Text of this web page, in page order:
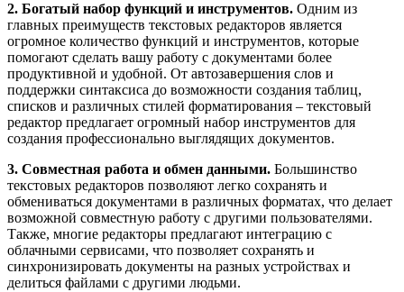
2. Богатый набор функций и инструментов. Одним из
главных преимуществ текстовых редакторов является
огромное количество функций и инструментов, которые
помогают сделать вашу работу с документами более
продуктивной и удобной. От автозавершения слов и
поддержки синтаксиса до возможности создания таблиц,
списков и различных стилей форматирования – текстовый
редактор предлагает огромный набор инструментов для
создания профессионально выглядящих документов.
3. Совместная работа и обмен данными. Большинство
текстовых редакторов позволяют легко сохранять и
обмениваться документами в различных форматах, что делает
возможной совместную работу с другими пользователями.
Также, многие редакторы предлагают интеграцию с
облачными сервисами, что позволяет сохранять и
синхронизировать документы на разных устройствах и
делиться файлами с другими людьми.